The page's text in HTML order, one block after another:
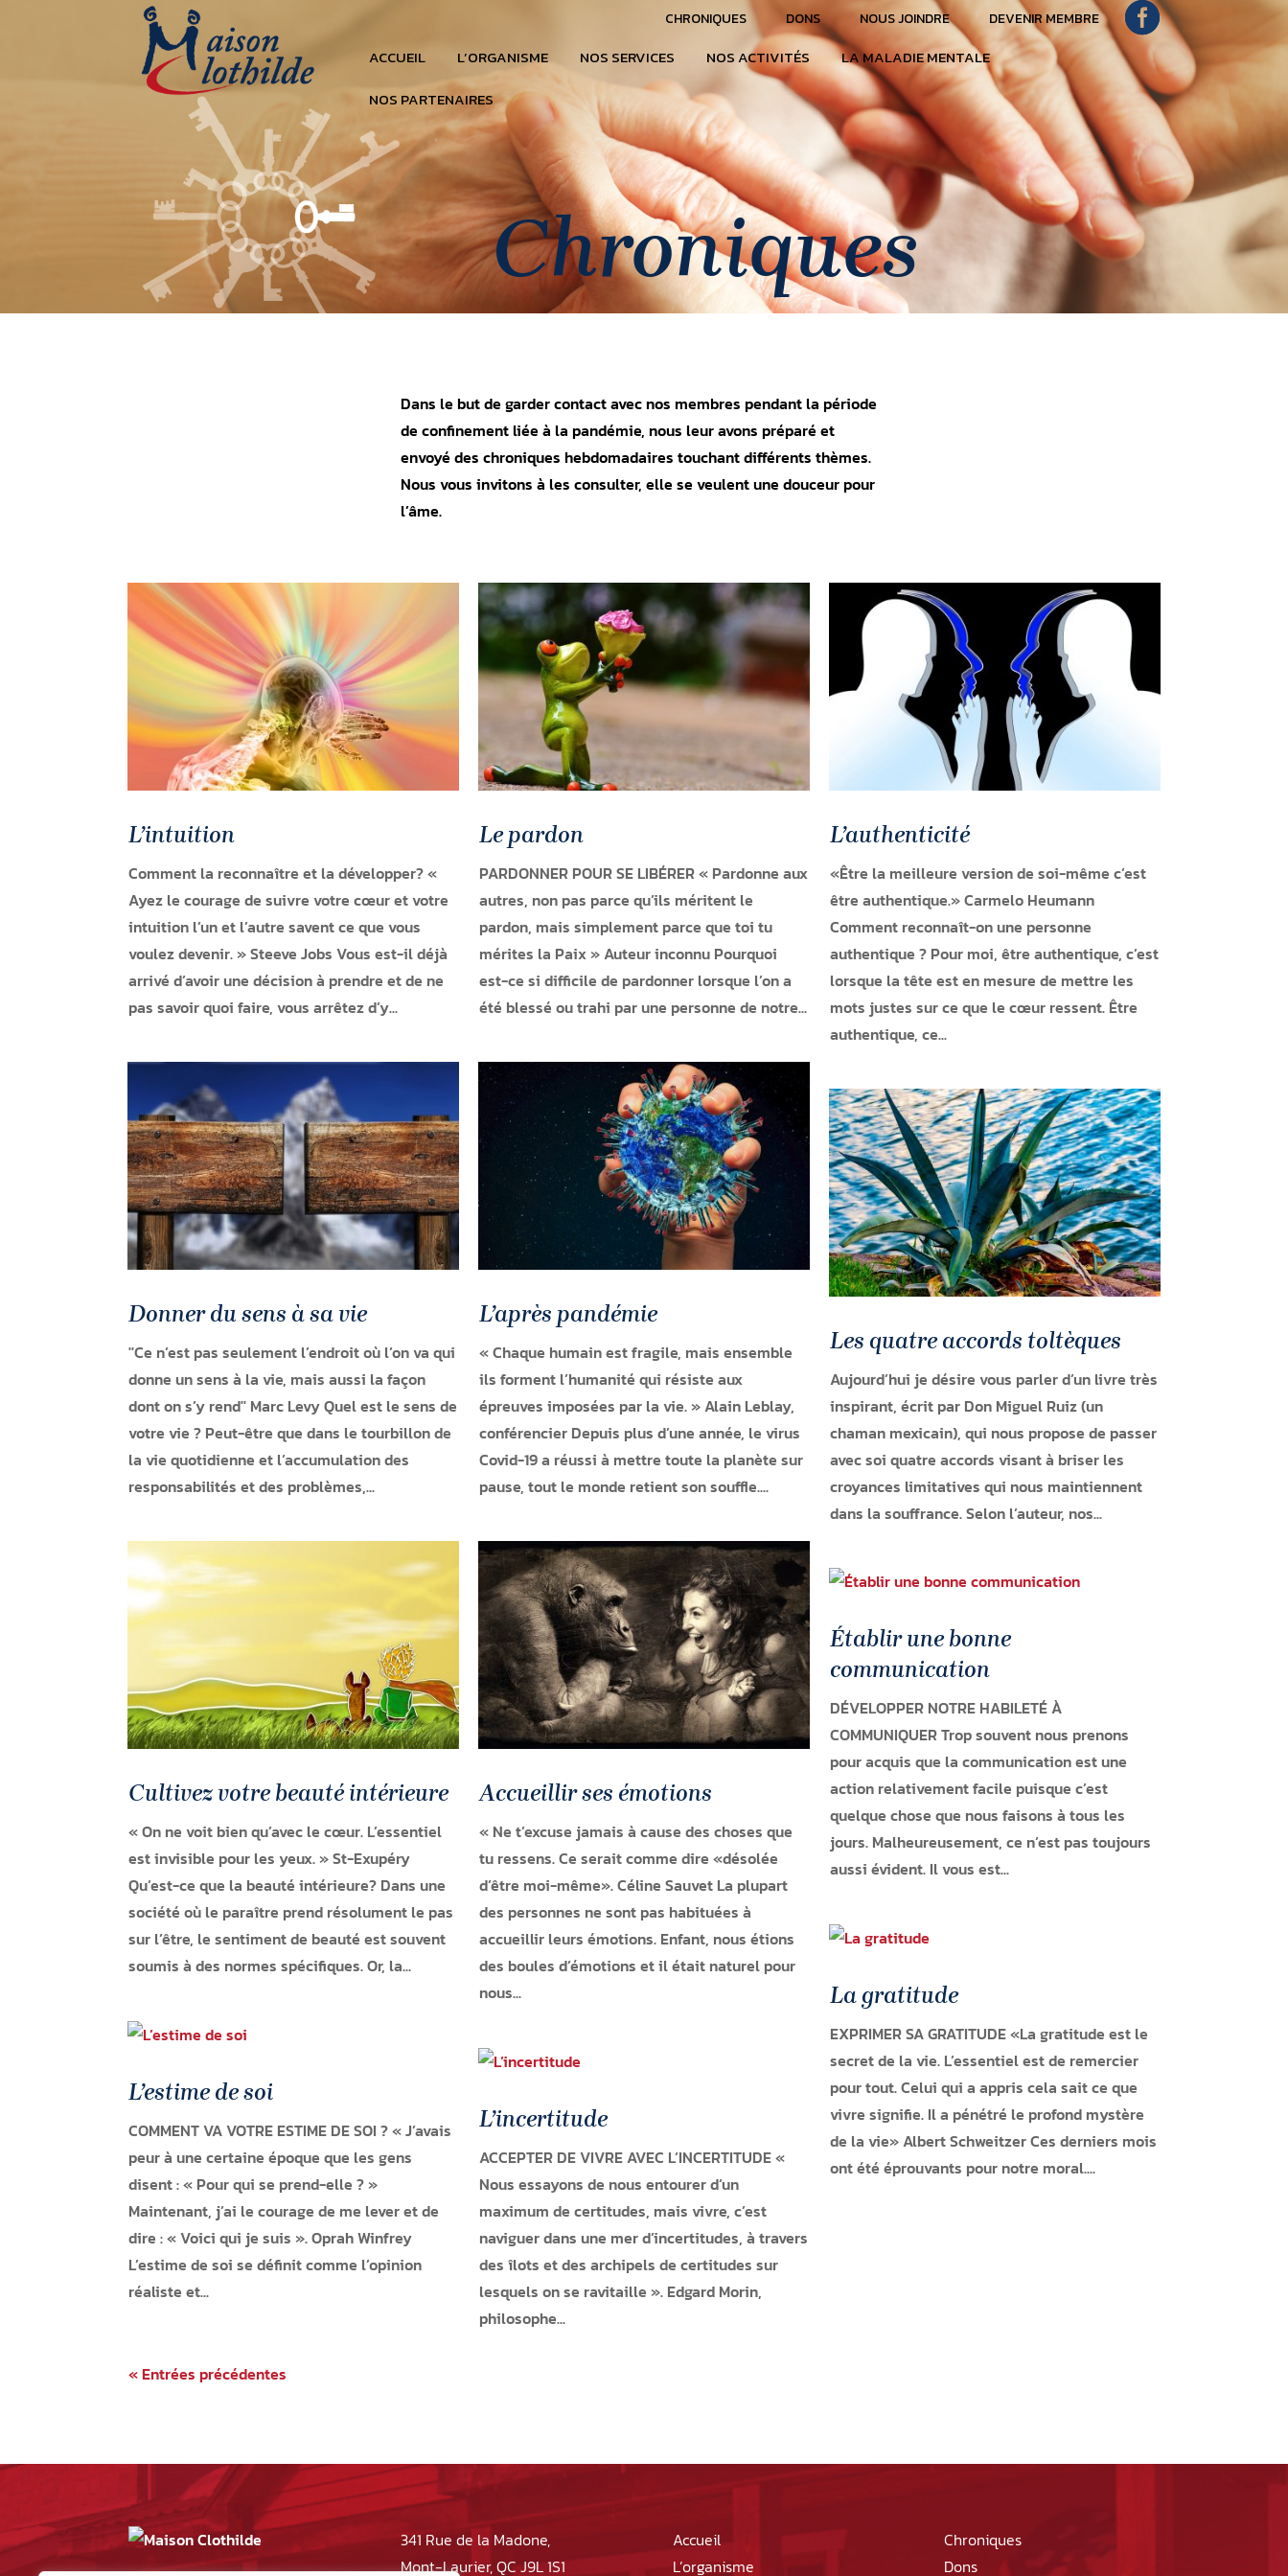
CHRONIQUES DONS NOUS JOINDRE DEVENIR MEMBRE
ACCUEIL L’ORGANISME NOS SERVICES NOS ACTIVITÉS
LA MALADIE MENTALE
NOS PARTENAIRES
Chroniques
Dans le but de garder contact avec nos membres pendant la période
de confinement liée à la pandémie, nous leur avons préparé et
envoyé des chroniques hebdomadaires touchant différents thèmes.
Nous vous invitons à les consulter, elle se veulent une douceur pour
l’âme.
L’intuition
Comment la reconnaître et la développer? «
Ayez le courage de suivre votre cœur et votre
intuition l’un et l’autre savent ce que vous
voulez devenir. » Steeve Jobs Vous est-il déjà
arrivé d’avoir une décision à prendre et de ne
pas savoir quoi faire, vous arrêtez d’y...
Donner du sens à sa vie
''Ce n’est pas seulement l’endroit où l’on va qui
donne un sens à la vie, mais aussi la façon
dont on s’y rend'' Marc Levy Quel est le sens de
votre vie ? Peut-être que dans le tourbillon de
la vie quotidienne et l’accumulation des
responsabilités et des problèmes,...
Cultivez votre beauté intérieure
« On ne voit bien qu’avec le cœur. L’essentiel
est invisible pour les yeux. » St-Exupéry
Qu’est-ce que la beauté intérieure? Dans une
société où le paraître prend résolument le pas
sur l’être, le sentiment de beauté est souvent
soumis à des normes spécifiques. Or, la...
L’estime de soi
COMMENT VA VOTRE ESTIME DE SOI ? « J’avais
peur à une certaine époque que les gens
disent : « Pour qui se prend-elle ? »
Maintenant, j’ai le courage de me lever et de
dire : « Voici qui je suis ». Oprah Winfrey
L’estime de soi se définit comme l’opinion
réaliste et...
Le pardon
PARDONNER POUR SE LIBÉRER « Pardonne aux
autres, non pas parce qu’ils méritent le
pardon, mais simplement parce que toi tu
mérites la Paix » Auteur inconnu Pourquoi
est-ce si difficile de pardonner lorsque l’on a
été blessé ou trahi par une personne de notre...
L’après pandémie
« Chaque humain est fragile, mais ensemble
ils forment l’humanité qui résiste aux
épreuves imposées par la vie. » Alain Leblay,
conférencier Depuis plus d’une année, le virus
Covid-19 a réussi à mettre toute la planète sur
pause, tout le monde retient son souffle....
Accueillir ses émotions
« Ne t’excuse jamais à cause des choses que
tu ressens. Ce serait comme dire «désolée
d’être moi-même». Céline Sauvet La plupart
des personnes ne sont pas habituées à
accueillir leurs émotions. Enfant, nous étions
des boules d’émotions et il était naturel pour
nous...
L’incertitude
ACCEPTER DE VIVRE AVEC L’INCERTITUDE «
Nous essayons de nous entourer d’un
maximum de certitudes, mais vivre, c’est
naviguer dans une mer d’incertitudes, à travers
des îlots et des archipels de certitudes sur
lesquels on se ravitaille ». Edgard Morin,
philosophe...
L’authenticité
«Être la meilleure version de soi-même c’est
être authentique.» Carmelo Heumann
Comment reconnaît-on une personne
authentique ? Pour moi, être authentique, c’est
lorsque la tête est en mesure de mettre les
mots justes sur ce que le cœur ressent. Être
authentique, ce...
Les quatre accords toltèques
Aujourd’hui je désire vous parler d’un livre très
inspirant, écrit par Don Miguel Ruiz (un
chaman mexicain), qui nous propose de passer
avec soi quatre accords visant à briser les
croyances limitatives qui nous maintiennent
dans la souffrance. Selon l’auteur, nos...
Établir une bonne
communication
DÉVELOPPER NOTRE HABILETÉ À
COMMUNIQUER Trop souvent nous prenons
pour acquis que la communication est une
action relativement facile puisque c’est
quelque chose que nous faisons à tous les
jours. Malheureusement, ce n’est pas toujours
aussi évident. Il vous est...
La gratitude
EXPRIMER SA GRATITUDE «La gratitude est le
secret de la vie. L’essentiel est de remercier
pour tout. Celui qui a appris cela sait ce que
vivre signifie. Il a pénétré le profond mystère
de la vie» Albert Schweitzer Ces derniers mois
ont été éprouvants pour notre moral....
« Entrées précédentes
341 Rue de la Madone,
Mont-Laurier, QC J9L 1S1
Accueil
L’organisme
Chroniques
Dons